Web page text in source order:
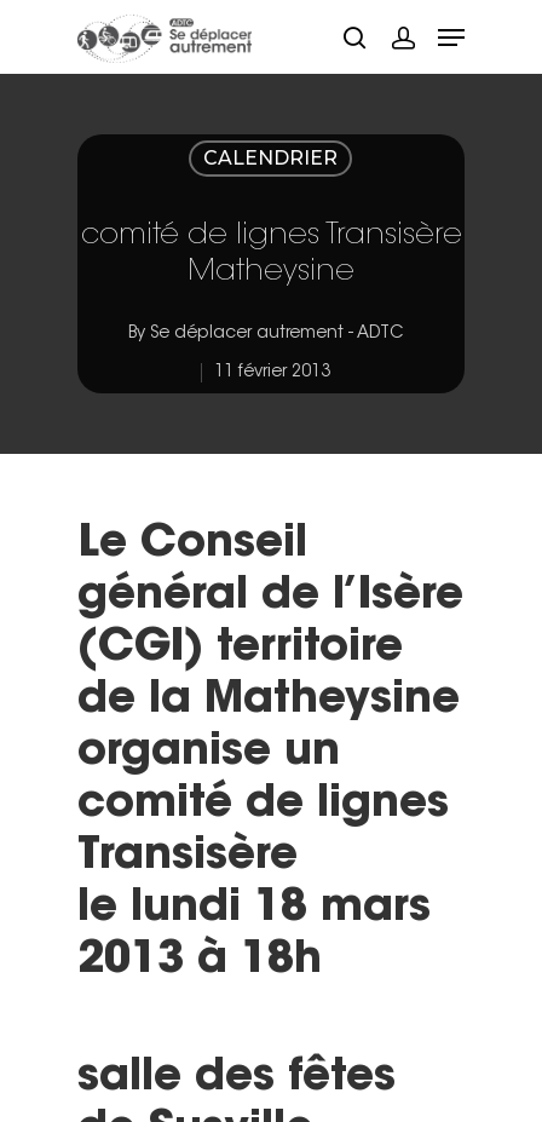
Hit enter to search or ESC to close
CALENDRIER
comité de lignes Transisère
Matheysine
By Se déplacer autrement - ADTC
11 février 2013
Le Conseil
général de l’Isère
(CGI) territoire
de la Matheysine
organise un
comité de lignes
Transisère
le lundi 18 mars
2013 à 18h
salle des fêtes